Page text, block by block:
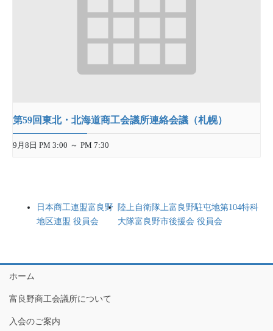
第59回東北・北海道商工会議所連絡会議（札幌）
9月8日 PM 3:00 ～ PM 7:30
日本商工連盟富良野
地区連盟 役員会
陸上自衛隊上富良野駐屯地第104特科
大隊富良野市後援会 役員会
ホーム
富良野商工会議所について
入会のご案内